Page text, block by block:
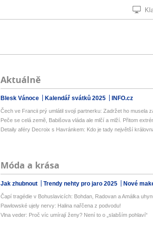
Aktuálně
Blesk Vánoce Kalendář svátků 2025 INFO.cz
Čech ve Francii prý umlátil svojí partnerku: Zadržet ho musela
Peče se celá země, Babišova vláda ale mlčí a mlží. Přitom
Detaily aféry Decroix s Havránkem: Kdo je tady největší
Móda a krása
Jak zhubnout Trendy nehty pro jaro 2025 Nové
Čapí tragédie v Bohuslavicích: Bohdan, Radovan a Amálka
Pawlowské ujely nervy: Halina nařčena z podvodu!
Vlna veder: Proč víc umírají ženy? Není to o „slabším pohlaví“